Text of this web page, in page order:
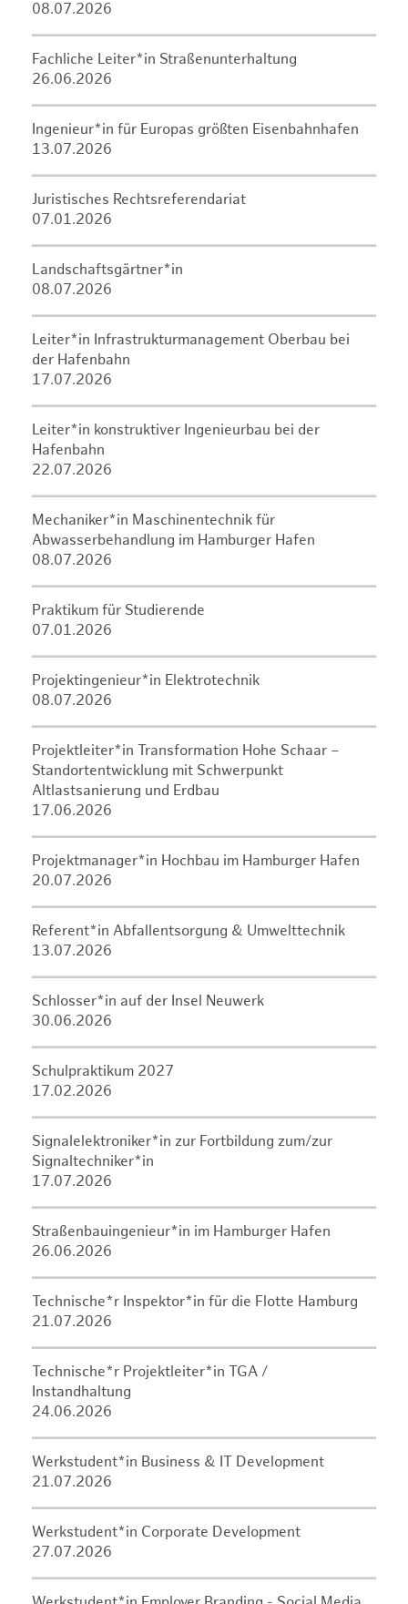
08.07.2026
Fachliche Leiter*in Straßenunterhaltung
26.06.2026
Ingenieur*in für Europas größten Eisenbahnhafen
13.07.2026
Juristisches Rechtsreferendariat
07.01.2026
Landschaftsgärtner*in
08.07.2026
Leiter*in Infrastrukturmanagement Oberbau bei
der Hafenbahn
17.07.2026
Leiter*in konstruktiver Ingenieurbau bei der
Hafenbahn
22.07.2026
Mechaniker*in Maschinentechnik für
Abwasserbehandlung im Hamburger Hafen
08.07.2026
Praktikum für Studierende
07.01.2026
Projektingenieur*in Elektrotechnik
08.07.2026
Projektleiter*in Transformation Hohe Schaar –
Standortentwicklung mit Schwerpunkt
Altlastsanierung und Erdbau
17.06.2026
Projektmanager*in Hochbau im Hamburger Hafen
20.07.2026
Referent*in Abfallentsorgung & Umwelttechnik
13.07.2026
Schlosser*in auf der Insel Neuwerk
30.06.2026
Schulpraktikum 2027
17.02.2026
Signalelektroniker*in zur Fortbildung zum/zur
Signaltechniker*in
17.07.2026
Straßenbauingenieur*in im Hamburger Hafen
26.06.2026
Technische*r Inspektor*in für die Flotte Hamburg
21.07.2026
Technische*r Projektleiter*in TGA /
Instandhaltung
24.06.2026
Werkstudent*in Business & IT Development
21.07.2026
Werkstudent*in Corporate Development
27.07.2026